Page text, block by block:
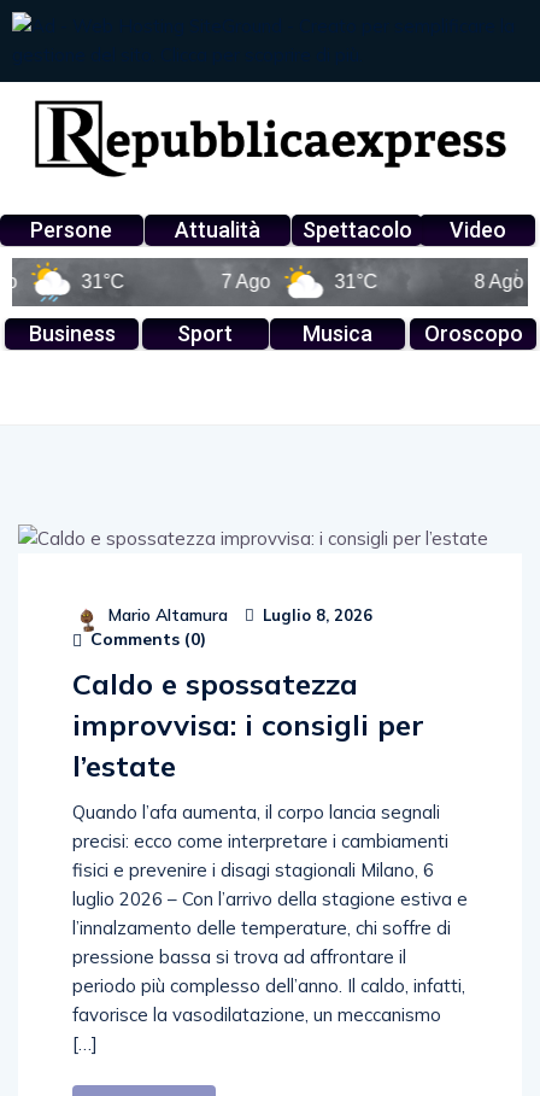
Persone Attualità Spettacolo Video
31°C 31°C
Business Sport Musica Oroscopo
Mario Altamura Luglio 8, 2026
Comments (0)
Caldo e spossatezza
improvvisa: i consigli per
l’estate
Quando l’afa aumenta, il corpo lancia segnali
precisi: ecco come interpretare i cambiamenti
fisici e prevenire i disagi stagionali Milano, 6
luglio 2026 – Con l’arrivo della stagione estiva e
l’innalzamento delle temperature, chi soffre di
pressione bassa si trova ad affrontare il
periodo più complesso dell’anno. Il caldo, infatti,
favorisce la vasodilatazione, un meccanismo
[…]